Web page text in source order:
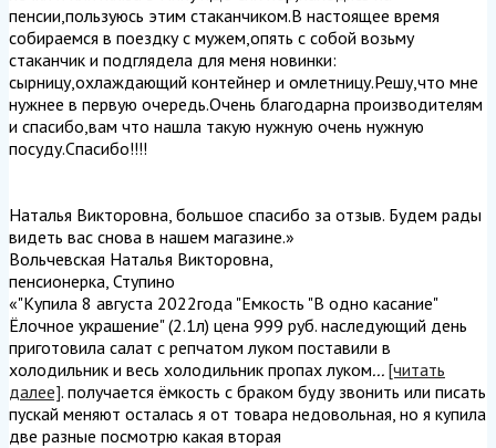
пенсии,пользуюсь этим стаканчиком.В настоящее время
собираемся в поездку с мужем,опять с собой возьму
стаканчик и подглядела для меня новинки:
сырницу,охлаждающий контейнер и омлетницу.Решу,что мне
нужнее в первую очередь.Очень благодарна производителям
и спасибо,вам что нашла такую нужную очень нужную
посуду.Спасибо!!!!
Наталья Викторовна, большое спасибо за отзыв. Будем рады
видеть вас снова в нашем магазине.»
Вольчевская Наталья Викторовна,
пенсионерка, Ступино
«"Купила 8 августа 2022года "Емкость "В одно касание"
Ёлочное украшение" (2.1л) цена 999 руб. наследующий день
приготовила салат с репчатом луком поставили в
холодильник и весь холодильник пропах луком... [читать
далее]. получается ёмкость с браком буду звонить или писать
пускай меняют осталась я от товара недовольная, но я купила
две разные посмотрю какая вторая